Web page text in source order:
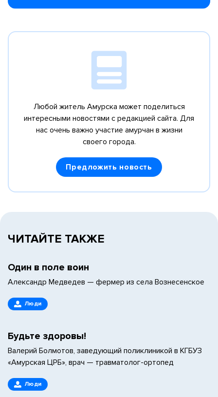
Любой житель Амурска может поделиться
интересными новостями с редакцией сайта. Для
нас очень важно участие амурчан в жизни
своего города.
Предложить новость
ЧИТАЙТЕ ТАКЖЕ
Один в поле воин
Александр Медведев — фермер из села Вознесенское
Люди
Будьте здоровы!
Валерий Болмотов, заведующий поликлиникой в КГБУЗ
«Амурская ЦРБ», врач — травматолог-ортопед
Люди